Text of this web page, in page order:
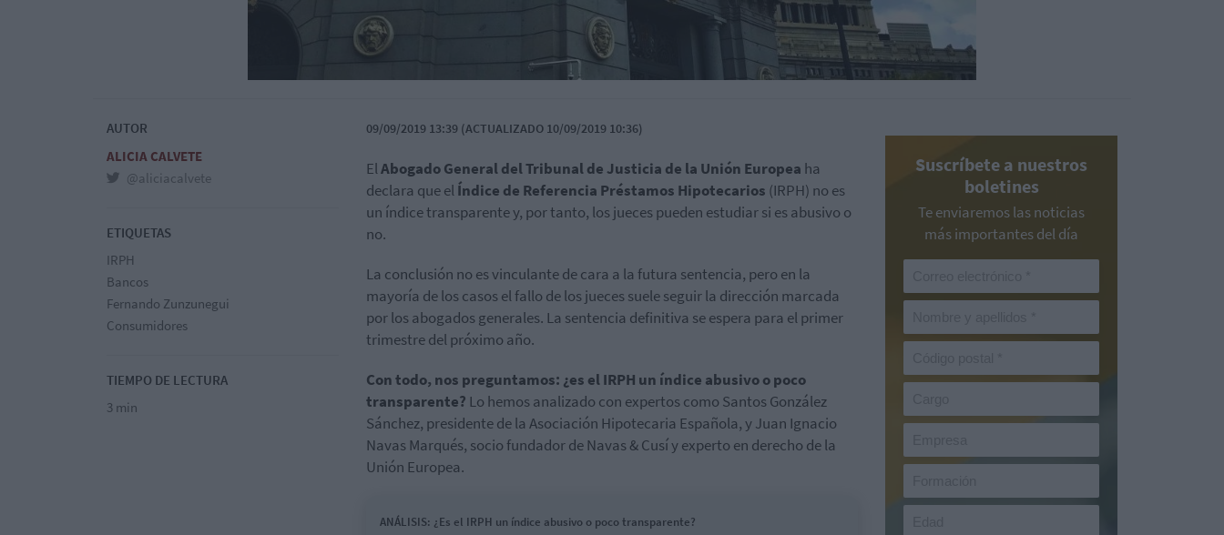
AUTOR
ALICIA CALVETE
@aliciacalvete
ETIQUETAS
IRPH
Bancos
Fernando Zunzunegui
Consumidores
TIEMPO DE LECTURA
3 min
09/09/2019 13:39 (ACTUALIZADO 10/09/2019 10:36)
ElAbogado General del Tribunal de Justicia de la Unión Europea ha
declara que elÍndice de Referencia Préstamos Hipotecarios (IRPH) no es
un índice transparente y, por tanto, los jueces pueden estudiar si es abusivo o
no.
La conclusión no es vinculante de cara a la futura sentencia, pero en la
mayoría de los casos el fallo de los jueces suele seguir la dirección marcada
por los abogados generales. La sentencia definitiva se espera para el primer
trimestre del próximo año.
Con todo, nos preguntamos: ¿es el IRPH un índice abusivo o poco
transparente? Lo hemos analizado con expertos como Santos González
Sánchez, presidente de la Asociación Hipotecaria Española, y Juan Ignacio
Navas Marqués, socio fundador de Navas & Cusí y experto en derecho de la
Unión Europea.
ANÁLISIS: ¿Es el IRPH un índice abusivo o poco transparente?
Suscríbete a nuestros
boletines
Te enviaremos las noticias
más importantes del día